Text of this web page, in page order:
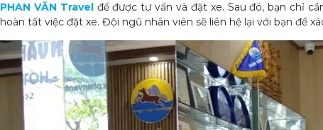
PHAN VĂN Travelđể được tư vấn và đặt xe. Sau đó, bạn chỉ
hoàn tất việc đặt xe. Đội ngũ nhân viên sẽ liên hệ lại với bạn để